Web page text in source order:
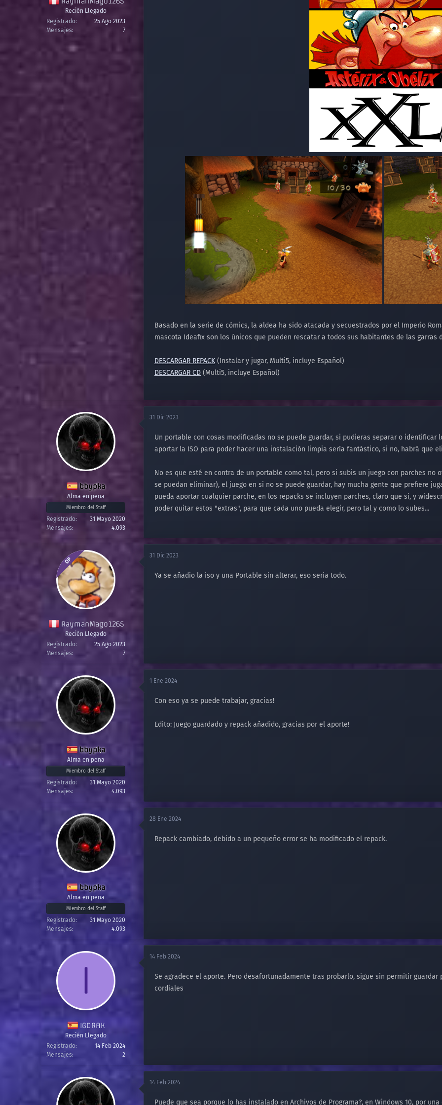
Recién Llegado
Registrado
25 Ago 2023
Mensajes
7
Basado en la serie de cómics, la aldea ha sido atacada y secuestrados por el Imperio
mascota Ideafix son los únicos que pueden rescatar a todos sus habitantes de las garras
DESCARGAR REPACK (Instalar y jugar, Multi5, incluye Español)
DESCARGAR CD (Multi5, incluye Español)
bbypka
Alma en pena
Miembro del Staff
Registrado
31 Mayo 2020
Mensajes
4.093
31 Dic 2023
Un portable con cosas modificadas no se puede guardar, si pudieras separar o
aportar la ISO para poder hacer una instalación limpia sería fantástico, si no, habrá que
No es que esté en contra de un portable como tal, pero si subis un juego con parches no
se puedan eliminar), el juego en si no se puede guardar, hay mucha gente que prefiere
pueda aportar cualquier parche, en los repacks se incluyen parches, claro que si, y
poder quitar estos "extras", para que cada uno pueda elegir, pero tal y como lo subes...
OP
RaymanMago1265
Recién Llegado
Registrado
25 Ago 2023
Mensajes
7
31 Dic 2023
Ya se añadio la iso y una Portable sin alterar, eso seria todo.
bbypka
Alma en pena
Miembro del Staff
Registrado
31 Mayo 2020
Mensajes
4.093
1 Ene 2024
Con eso ya se puede trabajar, gracias!
Edito: Juego guardado y repack añadido, gracias por el aporte!
bbypka
Alma en pena
Miembro del Staff
Registrado
31 Mayo 2020
Mensajes
4.093
28 Ene 2024
Repack cambiado, debido a un pequeño error se ha modificado el repack.
I
IGDRAK
Recién Llegado
Registrado
14 Feb 2024
Mensajes
2
14 Feb 2024
Se agradece el aporte. Pero desafortunadamente tras probarlo, sigue sin permitir guardar
cordiales
14 Feb 2024
Puede que sea porque lo has instalado en Archivos de Programa?, en Windows 10, por